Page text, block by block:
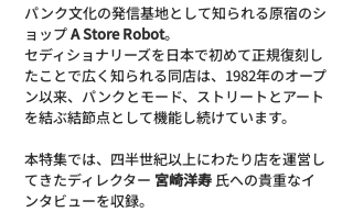
パンク文化の発信基地として知られる原宿のシ
ョップ A Store Robot。
セディショナリーズを日本で初めて正規復刻し
たことで広く知られる同店は、1982年のオープ
ン以来、パンクとモード、ストリートとアート
を結ぶ結節点として機能し続けています。
本特集では、四半世紀以上にわたり店を運営し
てきたディレクター 宮崎洋寿 氏への貴重なイ
ンタビューを収録。